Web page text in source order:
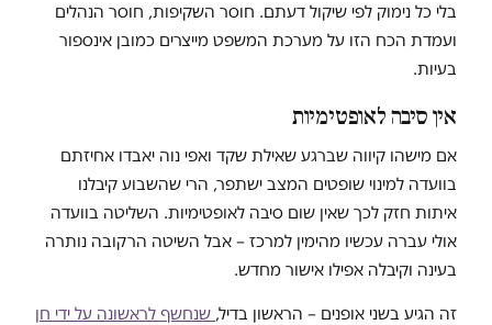
בלי כל נימוק לפי שיקול דעתם. חוסר השקיפות, חוסר הנהלים
ועמדת הכח הזו על מערכת המשפט מייצרים כמובן אינספור
בעיות.
אין סיבה לאופטימיות
אם מישהו קיווה שברגע שאילת שקד ואפי נוה יאבדו אחיזתם
בוועדה למינוי שופטים המצב ישתפר, הרי שהשבוע קיבלנו
איתות חזק לכך שאין שום סיבה לאופטימיות. השליטה בוועדה
אולי עברה עכשיו מהימין למרכז – אבל השיטה הרקובה נותרה
בעינה וקיבלה אפילו אישור מחדש.
זה הגיע בשני אופנים – הראשון בדיל, שנחשף לראשונה על ידי חן